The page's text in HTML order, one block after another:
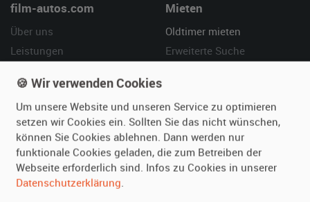
film-autos.com
Über uns
Leistungen
Kundenmeinungen
Mieten
Oldtimer mieten
Erweiterte Suche
Vermieten
Oldtimer anmelden
Fotos senden
Fragen für Vermieter
Hilfe
Häufige Fragen (FAQ)
So funktioniert's
🍪 Wir verwenden Cookies
Um unsere Website und unseren Service zu optimieren
setzen wir Cookies ein. Sollten Sie das nicht wünschen,
können Sie Cookies ablehnen. Dann werden nur
funktionale Cookies geladen, die zum Betreiben der
Webseite erforderlich sind. Infos zu Cookies in unserer
Datenschutzerklärung.